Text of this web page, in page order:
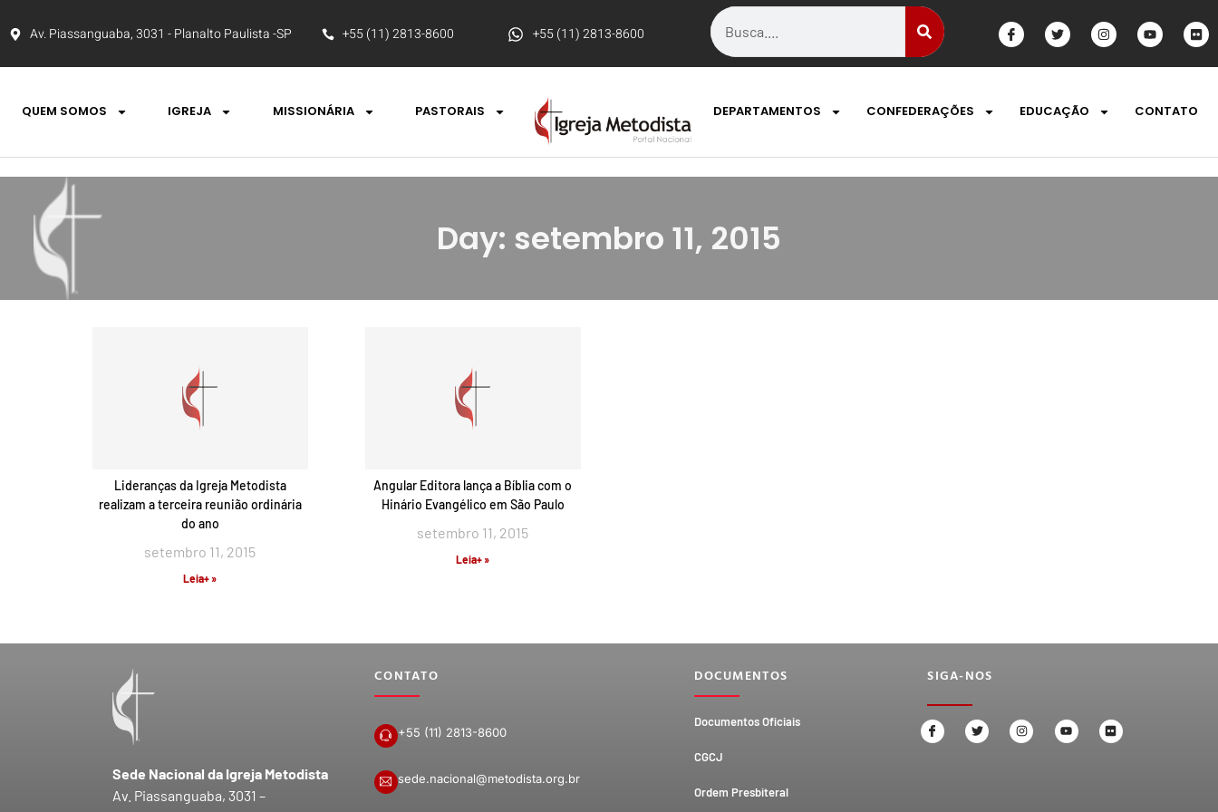
Av. Piassanguaba, 3031 - Planalto Paulista -SP +55 (11) 2813-8600 +55 (11) 2813-8600
QUEM SOMOS IGREJA MISSIONÁRIA PASTORAIS DEPARTAMENTOS CONFEDERAÇÕES EDUCAÇÃO CONTATO
Day: setembro 11, 2015
Lideranças da Igreja Metodista
realizam a terceira reunião ordinária
do ano
setembro 11, 2015
Leia+ »
Angular Editora lança a Bíblia com o
Hinário Evangélico em São Paulo
setembro 11, 2015
Leia+ »
Sede Nacional da Igreja Metodista
Av. Piassanguaba, 3031 –
CONTATO
+55 (11) 2813-8600
sede.nacional@metodista.org.br
DOCUMENTOS
Documentos Oficiais
CGCJ
Ordem Presbiteral
SIGA-NOS